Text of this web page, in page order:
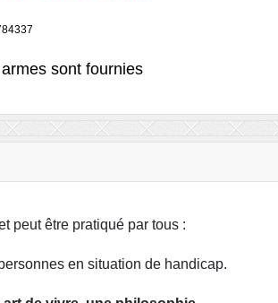
sont fournies
peut être pratiqué par tous :
en situation de handicap.